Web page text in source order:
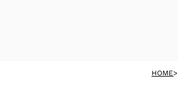
HOME>